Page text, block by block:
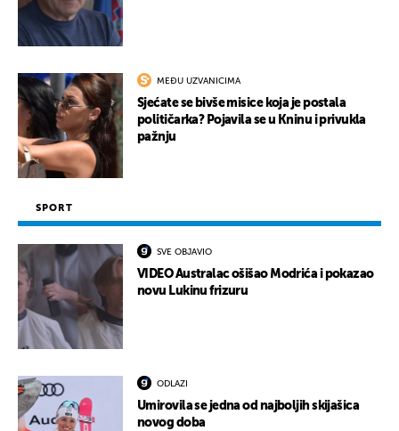
MEĐU UZVANICIMA
Sjećate se bivše misice koja je postala
političarka? Pojavila se u Kninu i privukla
pažnju
SPORT
SVE OBJAVIO
VIDEO Australac ošišao Modrića i pokazao
novu Lukinu frizuru
ODLAZI
Umirovila se jedna od najboljih skijašica
novog doba